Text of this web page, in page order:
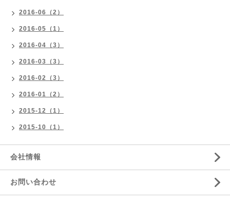
2016-06（2）
2016-05（1）
2016-04（3）
2016-03（3）
2016-02（3）
2016-01（2）
2015-12（1）
2015-10（1）
会社情報
お問い合わせ